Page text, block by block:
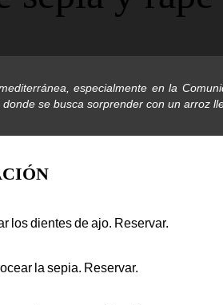
especialmente en la
se busca sorprender con un arroz
los dientes de ajo. Reservar.
la sepia. Reservar.